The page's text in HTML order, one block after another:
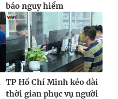
thức nếu không có sự chấp
VTV.vn khi phát hành lại
báo nguy hiểm
TP Hồ Chí Minh kéo dài
thời gian phục vụ người